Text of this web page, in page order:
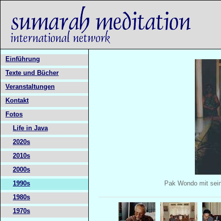
Einführung
Texte und Bücher
Veranstaltungen
Kontakt
Fotos
Life in Java
2020s
2010s
2000s
1990s
1980s
1970s
Pak Wondo mit